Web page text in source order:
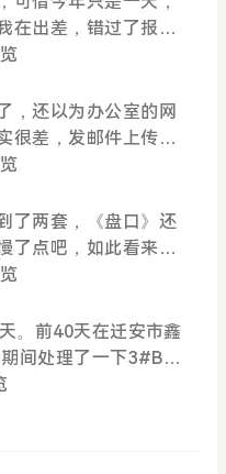
队伍了.....于是那位大
算不回家了，给家里
就算了╮(╯▽╰)╭，
。刚一出来，就看到
一听立刻搭腔，商县1
断同意。不一会人来
商南，司机不拉）。
商南车票，下午2:0
，顺利回来了....回
嘿嘿，好好休息休息
大峡谷，冒雨爬山、
牌，很是有意思！可
，值班的值班，长假
的兴致，能回家呆几
博客搬出去，这空
appfog？还是换个
，不花又没了呀！期
感觉有点卡，虽然邮
少，对于经常出差的
在出差，错过了报
我去年当了两天的志
不错。长假值班表终
的，能回家5天左
以消费掉了，买些什
慢啊，过完长假找个
是决定先买手机和书
买些比较实际的东
，学无止境！2012年
是奶奶的生日，祝她
，还以为办公室的网
很差，发邮件上传个
网页也打不开），下
不开。博客是通过cd
cloudflare主页打不
一切OK，果然cloud
间，不用cdn加速打
登录GD，更换域名N
个小时的等待，论
靠不住了，
又不行了。刚刚趁闲
了两套，《盘口》还
了点吧，如此看来老
，从明天起每天晚上
坚持下去！另外这周
语的，天天用别人的
思。昨晚无意中注册
册不了，安装DZ的
。前40天在迁安市鑫
间处理了一下3#BPR
不明。七八月份天